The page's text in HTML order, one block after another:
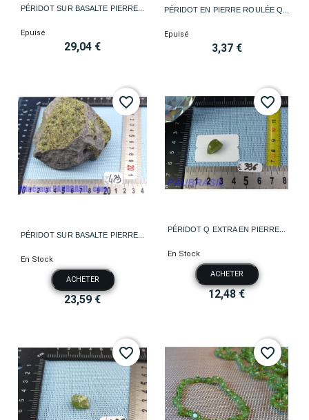
PÉRIDOT SUR BASALTE PIERRE...
Epuisé
29,04 €
PÉRIDOT EN PIERRE ROULÉE Q...
Epuisé
3,37 €
PÉRIDOT SUR BASALTE PIERRE...
En Stock
ACHETER
23,59 €
favorite_border
PÉRIDOT Q EXTRA EN PIERRE...
En Stock
ACHETER
12,48 €
favorite_border
favorite_border favorite_border